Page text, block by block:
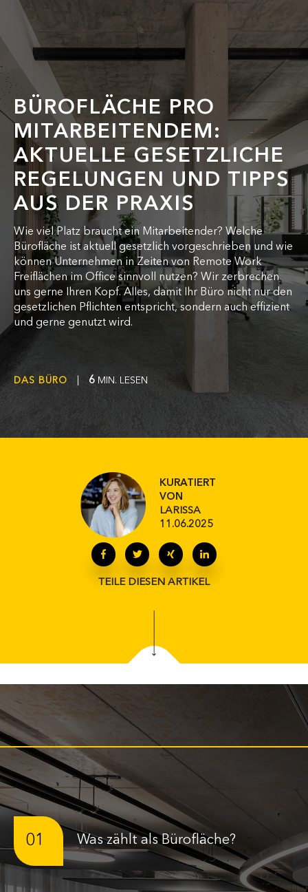
BÜROFLÄCHE PRO
MITARBEITENDEM:
AKTUELLE GESETZLICHE
REGELUNGEN UND TIPPS
AUS DER PRAXIS
Wie viel Platz braucht ein Mitarbeitender? Welche
Bürofläche ist aktuell gesetzlich vorgeschrieben und wie
können Unternehmen in Zeiten von Remote Work
Freiflächen im Office sinnvoll nutzen? Wir zerbrechen
uns gerne Ihren Kopf. Alles, damit Ihr Büro nicht nur den
gesetzlichen Pflichten entspricht, sondern auch effizient
und gerne genutzt wird.
DAS BÜRO 6 MIN. LESEN
KURATIERT
VON
LARISSA
11.06.2025
TEILE DIESEN ARTIKEL
01 Was zählt als Bürofläche?